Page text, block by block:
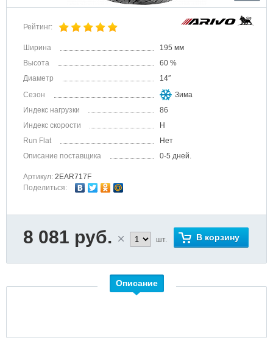
Рейтинг:
Ширина
195 мм
Высота
60 %
Диаметр
14″
Сезон
Зима
Индекс нагрузки
86
Индекс скорости
H
Run Flat
Нет
Описание поставщика
0-5 дней.
Артикул: 2EAR717F
Поделиться:
8 081 руб. шт. В корзину
Описание